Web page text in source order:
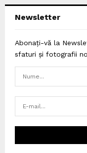
Newsletter
Abonați-vă la
sfaturi și fotografii